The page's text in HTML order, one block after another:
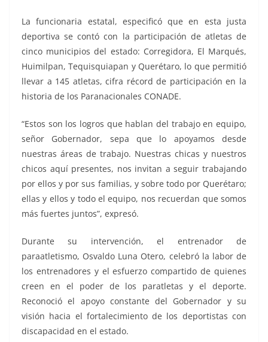
La funcionaria estatal, especificó que en esta justa
deportiva se contó con la participación de atletas de
cinco municipios del estado: Corregidora, El Marqués,
Huimilpan, Tequisquiapan y Querétaro, lo que permitió
llevar a 145 atletas, cifra récord de participación en la
historia de los Paranacionales CONADE.
“Estos son los logros que hablan del trabajo en equipo,
señor Gobernador, sepa que lo apoyamos desde
nuestras áreas de trabajo. Nuestras chicas y nuestros
chicos aquí presentes, nos invitan a seguir trabajando
por ellos y por sus familias, y sobre todo por Querétaro;
ellas y ellos y todo el equipo, nos recuerdan que somos
más fuertes juntos”, expresó.
Durante su intervención, el entrenador de
paraatletismo, Osvaldo Luna Otero, celebró la labor de
los entrenadores y el esfuerzo compartido de quienes
creen en el poder de los paratletas y el deporte.
Reconoció el apoyo constante del Gobernador y su
visión hacia el fortalecimiento de los deportistas con
discapacidad en el estado.